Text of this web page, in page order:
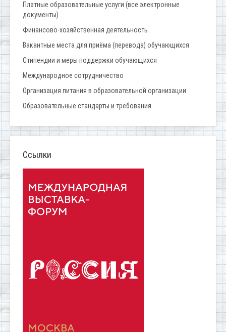
Платные образовательные услуги (все электронные
документы)
Финансово-хозяйственная деятельность
Вакантные места для приёма (перевода) обучающихся
Стипендии и меры поддержки обучающихся
Международное сотрудничество
Организация питания в образовательной организации
Образовательные стандарты и требования
Ссылки